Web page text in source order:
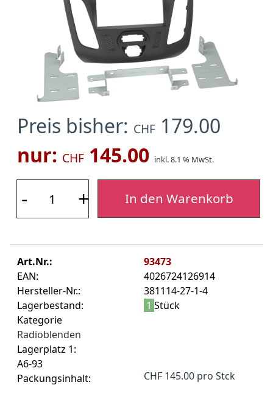
Preis bisher: CHF 179.00
nur: CHF 145.00 inkl. 8.1 % MwSt.
- + In den Warenkorb
Art.Nr.:
93473
EAN:
4026724126914
Hersteller-Nr.:
381114-27-1-4
Lagerbestand:
1 Stück
Kategorie
Radioblenden
Lagerplatz 1:
A6-93
Packungsinhalt:
CHF 145.00 pro Stck